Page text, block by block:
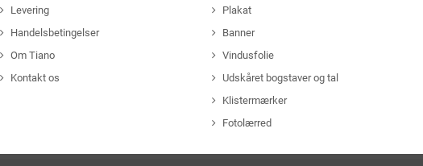
Levering
Handelsbetingelser
Om Tiano
Kontakt os
Plakat
Banner
Vindusfolie
Udskåret bogstaver og tal
Klistermærker
Fotolærred